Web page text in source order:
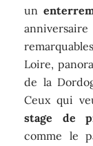
un
Loire,
de la
Ceux qui
stage de
comme le